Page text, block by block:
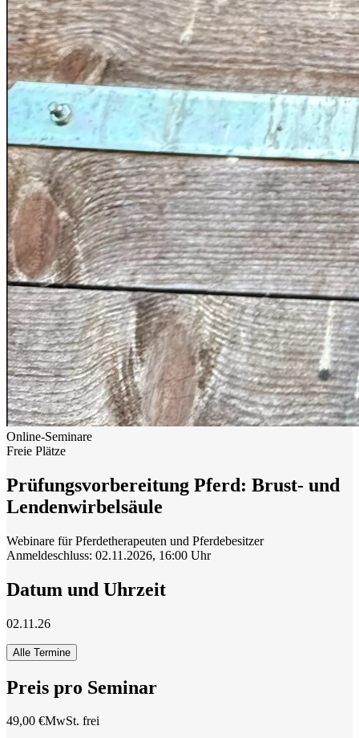
Online-Seminare
Freie Plätze
Prüfungsvorbereitung Pferd: Brust- und
Lendenwirbelsäule
Webinare für Pferdetherapeuten und Pferdebesitzer
Anmeldeschluss: 02.11.2026, 16:00 Uhr
Datum und Uhrzeit
02.11.26
Alle Termine
Preis pro Seminar
49,00 €MwSt. frei